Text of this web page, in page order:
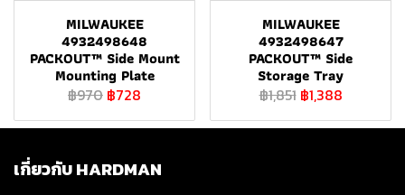
MILWAUKEE
4932498648
PACKOUT™ Side Mount
Mounting Plate
฿970 ฿728
MILWAUKEE
4932498647
PACKOUT™ Side
Storage Tray
฿1,851 ฿1,388
เกี่ยวกับ HARDMAN